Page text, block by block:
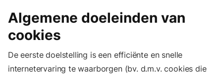
Algemene doeleinden van
cookies
De eerste doelstelling is een efficiënte en snelle
internetervaring te waarborgen (bv. d.m.v. cookies die